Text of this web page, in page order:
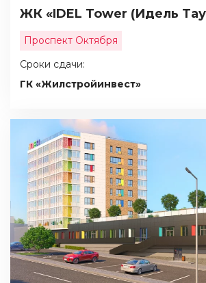
ЖК «IDEL Tower (Идель
Проспект Октября
Сроки сдачи:
ГК «Жилстройинвест»